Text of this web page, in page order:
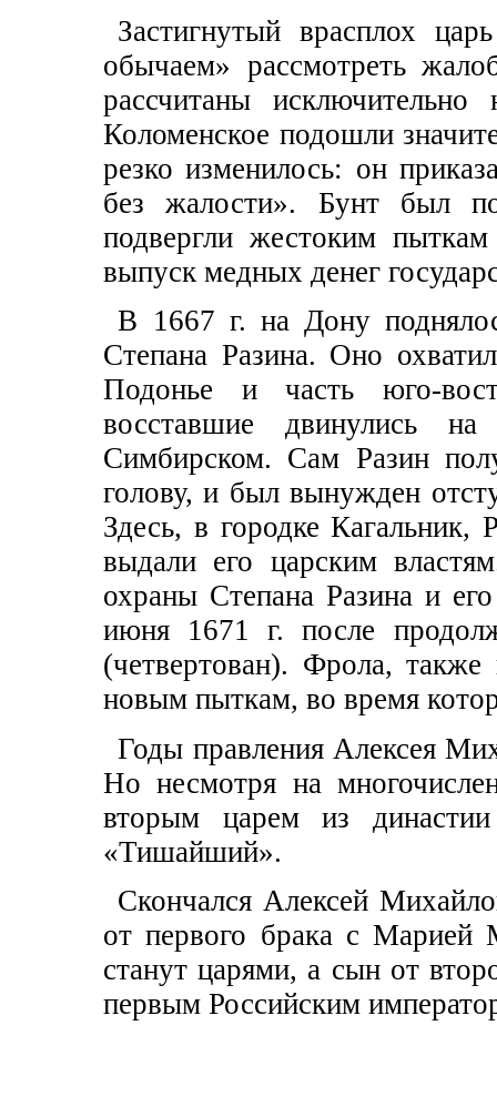
Застигнутый врасплох
обычаем» рассмотреть
рассчитаны
Коломенское подошли
резко изменилось: он
без жалости». Бунт был
подвергли жестоким
выпуск медных денег
В 1667 г. на Дону
Степана Разина. Оно
Подонье и часть юго-
восставшие двинулись
Симбирском. Сам Разин
голову, и был вынужден
Здесь, в городке Кагальник,
выдали его царским
охраны Степана Разина и
июня 1671 г. после
(четвертован). Фрола, также
новым пыткам, во время
Годы правления Алексея
Но несмотря на
вторым царем из
«Тишайший».
Скончался Алексей
от первого брака с Марией
станут царями, а сын от
первым Российским